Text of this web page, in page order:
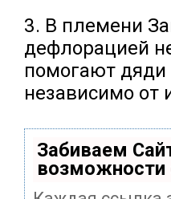
3. В племени
дефлорацией
помогают дяди
независимо от
Забиваем
возможности